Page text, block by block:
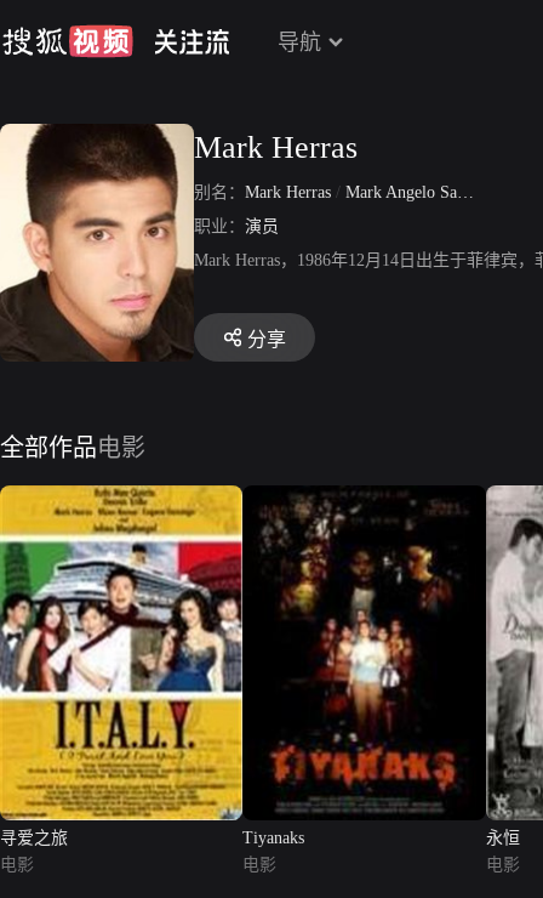
导航
Mark Herras
别名： Mark Herras / Mark Angelo Santos Herras
职业： 演员
Mark Herras，1986年12月14日出生于菲律宾
分享
全部作品电影
寻爱之旅
电影
Tiyanaks
电影
永恒
电影